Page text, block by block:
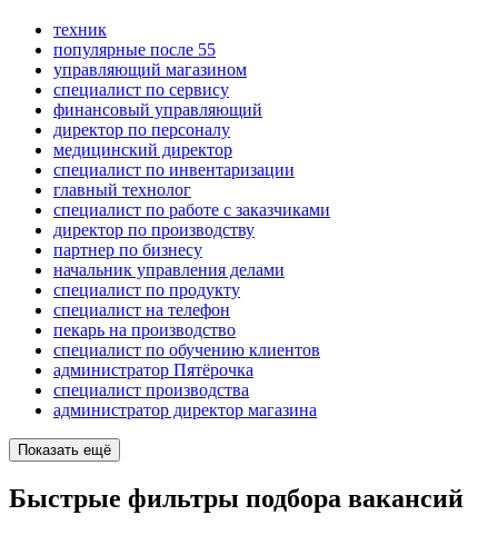
техник
популярные после 55
управляющий магазином
специалист по сервису
финансовый управляющий
директор по персоналу
медицинский директор
специалист по инвентаризации
главный технолог
специалист по работе с заказчиками
директор по производству
партнер по бизнесу
начальник управления делами
специалист по продукту
специалист на телефон
пекарь на производство
специалист по обучению клиентов
администратор Пятёрочка
специалист производства
администратор директор магазина
Показать ещё
Быстрые фильтры подбора вакансий